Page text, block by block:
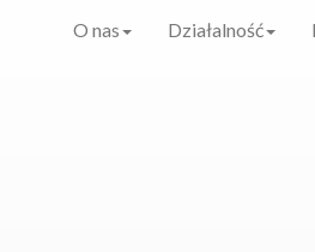
O nas Działalność